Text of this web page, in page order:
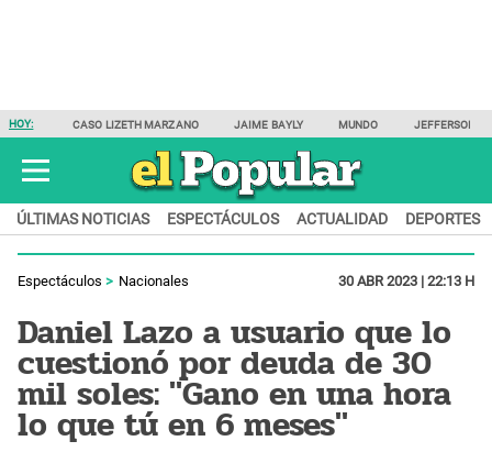
HOY: CASO LIZETH MARZANO JAIME BAYLY MUNDO JEFFERSON
ÚLTIMAS NOTICIAS ESPECTÁCULOS ACTUALIDAD DEPORTES
Espectáculos Nacionales 30 ABR 2023 | 22:13 H
Daniel Lazo a usuario que lo
cuestionó por deuda de 30
mil soles: "Gano en una hora
lo que tú en 6 meses"